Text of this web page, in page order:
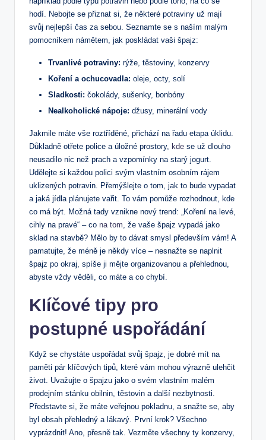
hodí. Nebojte se přiznat si, že některé potraviny už mají
svůj nejlepší čas za sebou. Seznamte se s naším malým
pomocníkem námětem, jak poskládat vaši špajz:
Trvanlivé potraviny: rýže, těstoviny, konzervy
Koření a ochucovadla: oleje, octy, solí
Sladkosti: čokolády, sušenky, bonbóny
Nealkoholické nápoje: džusy, minerální vody
Jakmile máte vše roztříděné, přichází na řadu etapa úklidu.
Důkladně otřete police a úložné prostory, kde se už dlouho
neusadilo nic než prach a vzpomínky na starý jogurt.
Udělejte si každou polici svým vlastním osobním rájem
uklizených potravin. Přemýšlejte o tom, jak to bude vypadat
a jaká jídla plánujete vařit. To vám pomůže rozhodnout, kde
co má být. Možná tady vznikne nový trend: „Koření na levé,
cihly na pravé“ – co na tom, že vaše špajz vypadá jako
sklad na stavbě? Mělo by to dávat smysl především vám! A
pamatujte, že méně je někdy více – nesnažte se naplnit
špajz po okraj, spíše ji mějte organizovanou a přehlednou,
abyste vždy věděli, co máte a co chybí.
Klíčové tipy pro
postupné uspořádání
Když se chystáte uspořádat svůj špajz, je dobré mít na
paměti pár klíčových tipů, které vám mohou výrazně ulehčit
život. Uvažujte o špajzu jako o svém vlastním malém
prodejním stánku obilnin, těstovin a další nezbytnosti.
Představte si, že máte veřejnou pokladnu, a snažte se, aby
byl obsah přehledný a lákavý. První krok? Všechno
vyprázdnit! Ano, přesně tak. Vezměte všechny ty konzervy,